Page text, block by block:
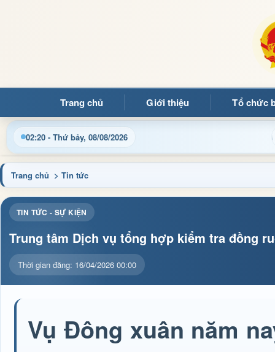
Trang chủ Giới thiệu Tổ chức
02:20 - Thứ bảy, 08/08/2026
thông tin điều hành, thủ tục hành chính và tin tức địa
Trang chủ > Tin tức
TIN TỨC - SỰ KIỆN
Trung tâm Dịch vụ tổng hợp kiểm tra đồng
Thời gian đăng: 16/04/2026 00:00
Vụ Đông xuân năm